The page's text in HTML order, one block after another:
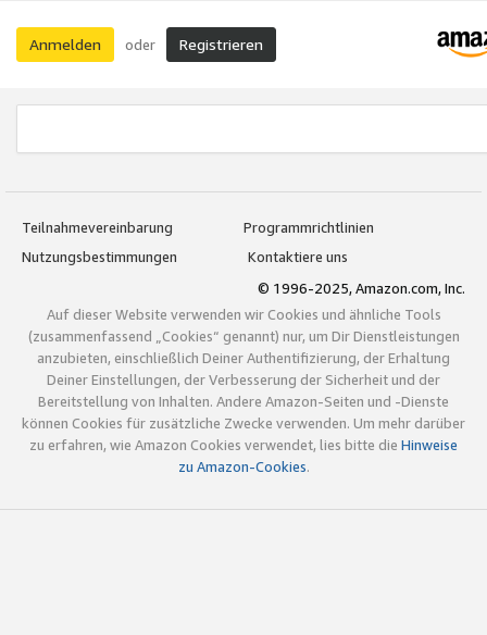
Anmelden oder Registrieren
Teilnahmevereinbarung
Programmrichtlinien
Nutzungsbestimmungen
Kontaktiere uns
© 1996-2025, Amazon.com, Inc.
Auf dieser Website verwenden wir Cookies und ähnliche Tools
(zusammenfassend „Cookies“ genannt) nur, um Dir Dienstleistungen
anzubieten, einschließlich Deiner Authentifizierung, der Erhaltung
Deiner Einstellungen, der Verbesserung der Sicherheit und der
Bereitstellung von Inhalten. Andere Amazon-Seiten und -Dienste
können Cookies für zusätzliche Zwecke verwenden. Um mehr darüber
zu erfahren, wie Amazon Cookies verwendet, lies bitte die Hinweise
zu Amazon-Cookies.